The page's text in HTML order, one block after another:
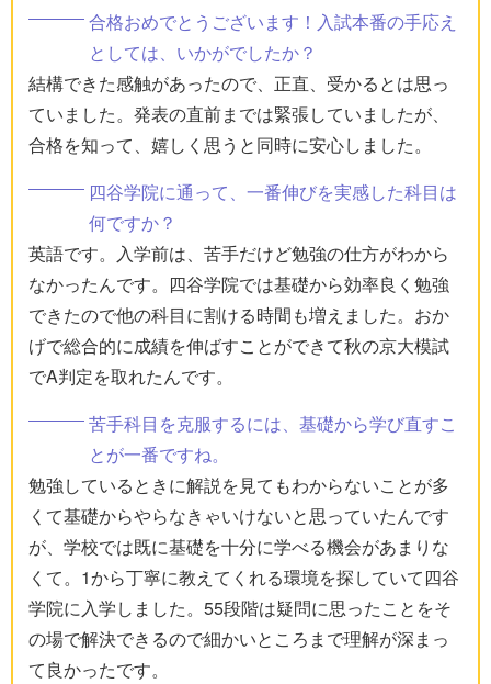
合格おめでとうございます！入試本番の手応え
としては、いかがでしたか？
結構できた感触があったので、正直、受かるとは思っ
ていました。発表の直前までは緊張していましたが、
合格を知って、嬉しく思うと同時に安心しました。
四谷学院に通って、一番伸びを実感した科目は
何ですか？
英語です。入学前は、苦手だけど勉強の仕方がわから
なかったんです。四谷学院では基礎から効率良く勉強
できたので他の科目に割ける時間も増えました。おか
げで総合的に成績を伸ばすことができて秋の京大模試
でA判定を取れたんです。
苦手科目を克服するには、基礎から学び直すこ
とが一番ですね。
勉強しているときに解説を見てもわからないことが多
くて基礎からやらなきゃいけないと思っていたんです
が、学校では既に基礎を十分に学べる機会があまりな
くて。1から丁寧に教えてくれる環境を探していて四谷
学院に入学しました。55段階は疑問に思ったことをそ
の場で解決できるので細かいところまで理解が深まっ
て良かったです。